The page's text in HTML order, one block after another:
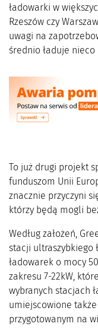
ładowarki w
Rzeszów czy
uwagi na
średnio ładuje
To już drugi projekt
funduszom Unii
znacznie przyczyni
którzy będą mogli
Według założeń,
stacji ultraszybkiego
ładowarek o mocy
zakresu 7-22kW,
wybranych stacjach
umiejscowione
przygotowanym na